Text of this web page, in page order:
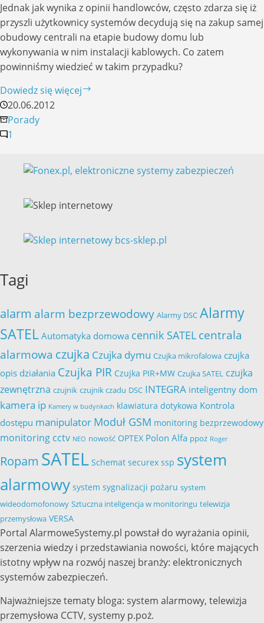
Jednak jak wynika z opinii handlowców, często zdarza się iż
przyszli użytkownicy systemów decydują się na zakup samej
obudowy centrali na etapie budowy domu lub
wykonywania w nim instalacji kablowych. Co zatem
powinniśmy wiedzieć w takim przypadku?
Dowiedz się więcej
20.06.2012
Porady
1
Tagi
alarm alarm bezprzewodowy Alarmy DSC Alarmy
SATELAutomatyka domowa cennik SATEL centrala
alarmowa czujka Czujka dymu Czujka mikrofalowa czujka
opis działania Czujka PIR Czujka PIR+MW Czujka SATEL czujka
zewnętrzna czujnik czujnik czadu DSC INTEGRA inteligentny dom
kamera ip Kamery w budynkach klawiatura dotykowa Kontrola
dostępu manipulator Moduł GSM monitoring bezprzewodowy
monitoring cctv NEO nowość OPTEX Polon Alfa ppoż Roger
Ropam SATEL Schemat securex ssp system
alarmowy system sygnalizacji pożaru system
wideodomofonowy Sztuczna inteligencja w monitoringu telewizja
przemysłowa VERSA
Portal AlarmoweSystemy.pl powstał do wyrażania opinii,
szerzenia wiedzy i przedstawiania nowości, które mających
istotny wpływ na rozwój naszej branży: elektronicznych
systemów zabezpieczeń.
Najważniejsze tematy bloga: system alarmowy, telewizja
przemysłowa CCTV, systemy p.poż.